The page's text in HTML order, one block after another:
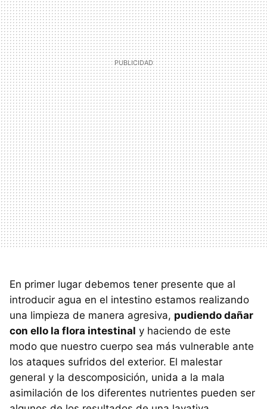
En primer lugar debemos tener presente que al
introducir agua en el intestino estamos realizando
una limpieza de manera agresiva, pudiendo dañar
con ello la flora intestinal y haciendo de este
modo que nuestro cuerpo sea más vulnerable ante
los ataques sufridos del exterior. El malestar
general y la descomposición, unida a la mala
asimilación de los diferentes nutrientes pueden ser